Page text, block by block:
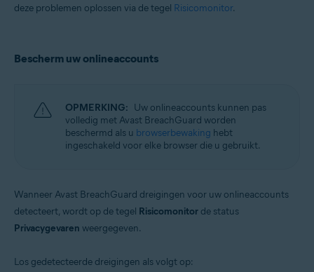
deze problemen oplossen via de tegel Risicomonitor.
Bescherm uw onlineaccounts
OPMERKING: Uw onlineaccounts kunnen pas
volledig met Avast BreachGuard worden
beschermd als u browserbewaking hebt
ingeschakeld voor elke browser die u gebruikt.
Wanneer Avast BreachGuard dreigingen voor uw onlineaccounts
detecteert, wordt op de tegel Risicomonitor de status
Privacygevaren weergegeven.
Los gedetecteerde dreigingen als volgt op: